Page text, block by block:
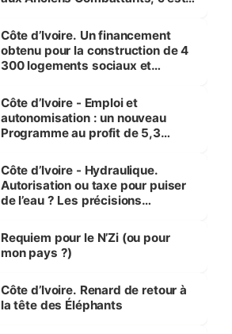
Côte d’Ivoire. Un financement
obtenu pour la construction de 4
300 logements sociaux et
et Yamoussoukro
Côte d’Ivoire - Emploi et
autonomisation : un nouveau
Programme au profit de 5,3
Côte d’Ivoire - Hydraulique.
Autorisation ou taxe pour puiser
de l’eau ? Les précisions
Requiem pour le N’Zi (ou pour
mon pays ?)
Côte d’Ivoire. Renard de retour à
la tête des Éléphants